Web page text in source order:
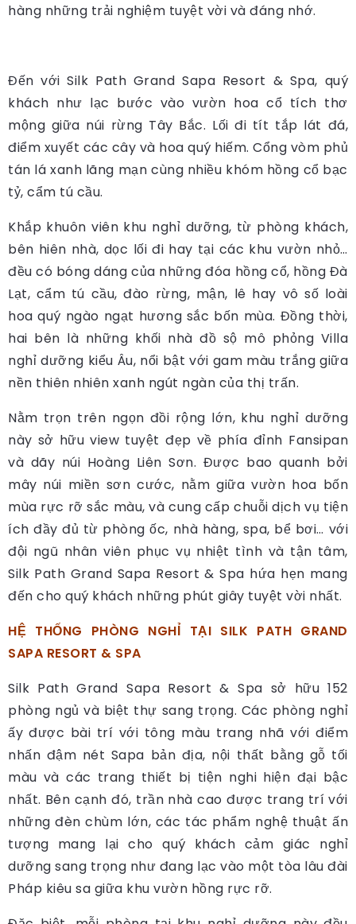
hàng những trải nghiệm tuyệt vời và đáng nhớ.
Đến với Silk Path Grand Sapa Resort & Spa, quý
khách như lạc bước vào vườn hoa cổ tích thơ
mộng giữa núi rừng Tây Bắc. Lối đi tít tắp lát đá,
điểm xuyết các cây và hoa quý hiếm. Cổng vòm phủ
tán lá xanh lãng mạn cùng nhiều khóm hồng cổ bạc
tỷ, cẩm tú cầu.
Khắp khuôn viên khu nghỉ dưỡng, từ phòng khách,
bên hiên nhà, dọc lối đi hay tại các khu vườn nhỏ…
đều có bóng dáng của những đóa hồng cổ, hồng Đà
Lạt, cẩm tú cầu, đào rừng, mận, lê hay vô số loài
hoa quý ngào ngạt hương sắc bốn mùa. Đồng thời,
hai bên là những khối nhà đồ sộ mô phỏng Villa
nghỉ dưỡng kiểu Âu, nổi bật với gam màu trắng giữa
nền thiên nhiên xanh ngút ngàn của thị trấn.
Nằm trọn trên ngọn đồi rộng lớn, khu nghỉ dưỡng
này sở hữu view tuyệt đẹp về phía đỉnh Fansipan
và dãy núi Hoàng Liên Sơn. Được bao quanh bởi
mây núi miền sơn cước, nằm giữa vườn hoa bốn
mùa rực rỡ sắc màu, và cung cấp chuỗi dịch vụ tiện
ích đầy đủ từ phòng ốc, nhà hàng, spa, bể bơi… với
đội ngũ nhân viên phục vụ nhiệt tình và tận tâm,
Silk Path Grand Sapa Resort & Spa hứa hẹn mang
đến cho quý khách những phút giây tuyệt vời nhất.
HỆ THỐNG PHÒNG NGHỈ TẠI SILK PATH GRAND
SAPA RESORT & SPA
Silk Path Grand Sapa Resort & Spa sở hữu 152
phòng ngủ và biệt thự sang trọng. Các phòng nghỉ
ấy được bài trí với tông màu trang nhã với điểm
nhấn đậm nét Sapa bản địa, nội thất bằng gỗ tối
màu và các trang thiết bị tiện nghi hiện đại bậc
nhất. Bên cạnh đó, trần nhà cao được trang trí với
những đèn chùm lớn, các tác phẩm nghệ thuật ấn
tượng mang lại cho quý khách cảm giác nghỉ
dưỡng sang trọng như đang lạc vào một tòa lâu đài
Pháp kiêu sa giữa khu vườn hồng rực rỡ.